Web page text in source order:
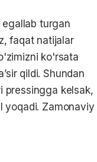
turgan
faqat natijalar
ko'rsata
qildi. Shundan
pressingga kelsak,
yoqadi. Zamonaviy